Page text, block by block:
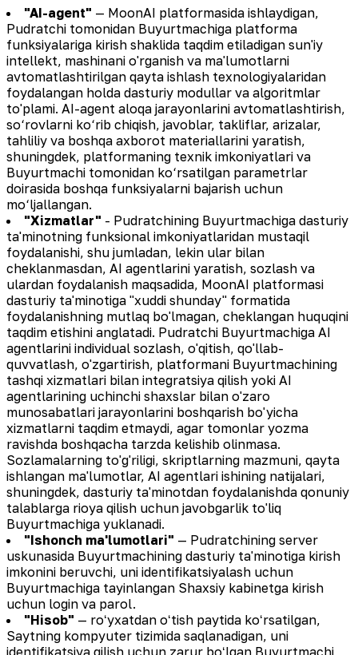
"AI-agent" — MoonAI platformasida ishlaydigan,
Pudratchi tomonidan Buyurtmachiga platforma
funksiyalariga kirish shaklida taqdim etiladigan sun'iy
intellekt, mashinani o'rganish va ma'lumotlarni
avtomatlashtirilgan qayta ishlash texnologiyalaridan
foydalangan holda dasturiy modullar va algoritmlar
to'plami. AI-agent aloqa jarayonlarini avtomatlashtirish,
so‘rovlarni ko‘rib chiqish, javoblar, takliflar, arizalar,
tahliliy va boshqa axborot materiallarini yaratish,
shuningdek, platformaning texnik imkoniyatlari va
Buyurtmachi tomonidan ko‘rsatilgan parametrlar
doirasida boshqa funksiyalarni bajarish uchun
mo‘ljallangan.
"Xizmatlar" - Pudratchining Buyurtmachiga dasturiy
ta'minotning funksional imkoniyatlaridan mustaqil
foydalanishi, shu jumladan, lekin ular bilan
cheklanmasdan, AI agentlarini yaratish, sozlash va
ulardan foydalanish maqsadida, MoonAI platformasi
dasturiy ta'minotiga "xuddi shunday" formatida
foydalanishning mutlaq bo'lmagan, cheklangan huquqini
taqdim etishini anglatadi. Pudratchi Buyurtmachiga AI
agentlarini individual sozlash, o'qitish, qo'llab-
quvvatlash, o'zgartirish, platformani Buyurtmachining
tashqi xizmatlari bilan integratsiya qilish yoki AI
agentlarining uchinchi shaxslar bilan o'zaro
munosabatlari jarayonlarini boshqarish bo'yicha
xizmatlarni taqdim etmaydi, agar tomonlar yozma
ravishda boshqacha tarzda kelishib olinmasa.
Sozlamalarning to'g'riligi, skriptlarning mazmuni, qayta
ishlangan ma'lumotlar, AI agentlari ishining natijalari,
shuningdek, dasturiy ta'minotdan foydalanishda qonuniy
talablarga rioya qilish uchun javobgarlik to'liq
Buyurtmachiga yuklanadi.
"Ishonch ma'lumotlari" — Pudratchining server
uskunasida Buyurtmachining dasturiy ta'minotiga kirish
imkonini beruvchi, uni identifikatsiyalash uchun
Buyurtmachiga tayinlangan Shaxsiy kabinetga kirish
uchun login va parol.
"Hisob" — roʻyxatdan oʻtish paytida koʻrsatilgan,
Saytning kompyuter tizimida saqlanadigan, uni
identifikatsiya qilish uchun zarur boʻlgan Buyurtmachi